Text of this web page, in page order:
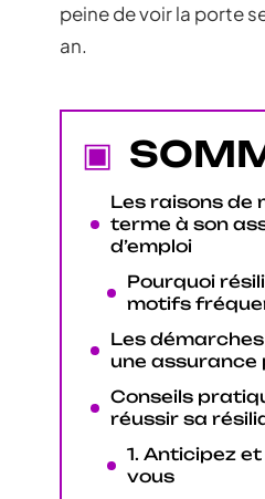
peine de voir la porte
an.
Les raisons de
terme à son
d’emploi
Pourquoi
motifs
Les
une assurance
Conseils
réussir sa
1. Anticipez
vous